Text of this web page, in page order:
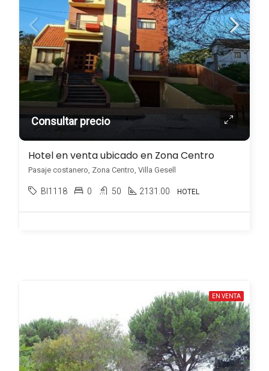
Consultar precio
Hotel en venta ubicado en Zona Centro
Pasaje costanero, Zona Centro, Villa Gesell
BI1118 0 50 2131.00 HOTEL
EN VENTA